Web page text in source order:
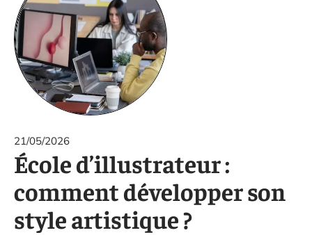
21/05/2026
École d’illustrateur :
comment développer son
style artistique ?